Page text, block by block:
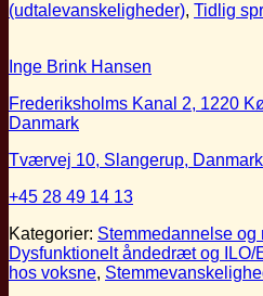
(udtalevanskeligheder), Tidlig
Inge Brink Hansen
Frederiksholms Kanal 2, 1220
Danmark
Tværvej 10, Slangerup, Danmark
+45 28 49 14 13
Kategorier: Stemmedannelse og
Dysfunktionelt åndedræt og ILO/
hos voksne,